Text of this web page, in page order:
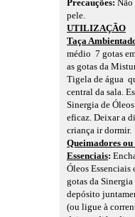
Precauções: Não
pele.
UTILIZAÇÃO
Taça
médio 7 gotas
as gotas da
Tigela de água
central da sala.
Sinergia de
eficaz. Deixar a
criança ir dormir.
Queimadores ou
Essenciais:
Óleos Essenciais
gotas da Sinergia
depósito
(ou ligue à